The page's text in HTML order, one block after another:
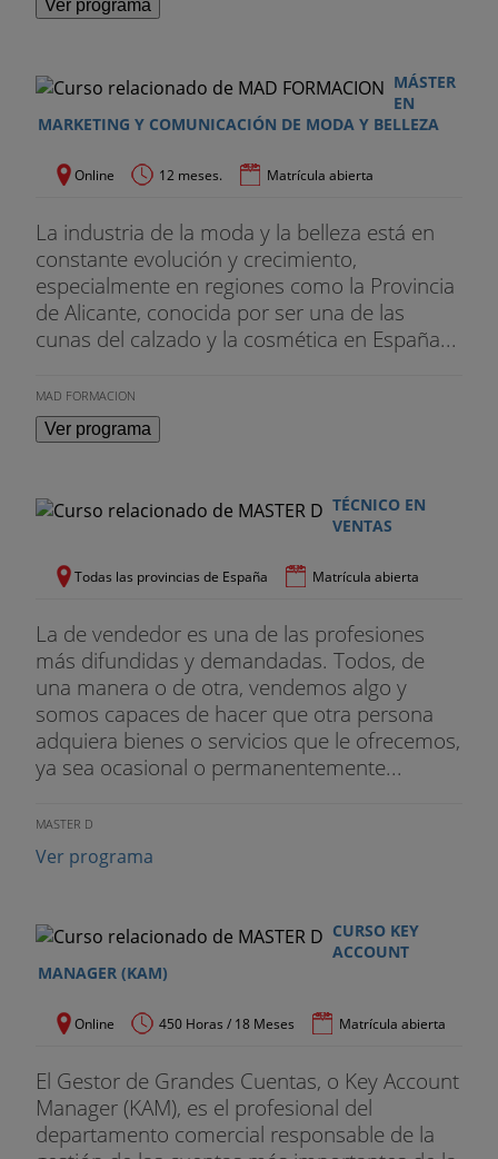
Ver programa
MÁSTER
EN
MARKETING Y COMUNICACIÓN DE MODA Y BELLEZA
Online 12 meses. Matrícula abierta
La industria de la moda y la belleza está en
constante evolución y crecimiento,
especialmente en regiones como la Provincia
de Alicante, conocida por ser una de las
cunas del calzado y la cosmética en España...
MAD FORMACION
Ver programa
TÉCNICO EN
VENTAS
Todas las provincias de España Matrícula abierta
La de vendedor es una de las profesiones
más difundidas y demandadas. Todos, de
una manera o de otra, vendemos algo y
somos capaces de hacer que otra persona
adquiera bienes o servicios que le ofrecemos,
ya sea ocasional o permanentemente...
MASTER D
Ver programa
CURSO KEY
ACCOUNT
MANAGER (KAM)
Online 450 Horas / 18 Meses Matrícula abierta
El Gestor de Grandes Cuentas, o Key Account
Manager (KAM), es el profesional del
departamento comercial responsable de la